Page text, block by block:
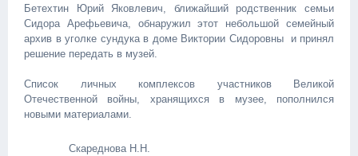
Бетехтин Юрий Яковлевич, ближайший родственник семьи
Сидора Арефьевича, обнаружил этот небольшой семейный
архив в уголке сундука в доме Виктории Сидоровны и принял
решение передать в музей.
Список личных комплексов участников Великой
Отечественной войны, хранящихся в музее, пополнился
новыми материалами.
Скареднова Н.Н.